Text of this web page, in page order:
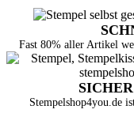
Fast 80% aller Artikel
Stempelshop4you.de